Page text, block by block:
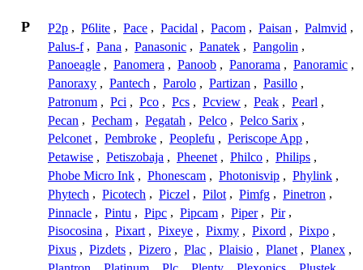
P P2p , P6lite , Pace , Pacidal , Pacom , Paisan , Palmvid ,
Palus-f , Pana , Panasonic , Panatek , Pangolin ,
Panoeagle , Panomera , Panoob , Panorama , Panoramic ,
Panoraxy , Pantech , Parolo , Partizan , Pasillo ,
Patronum , Pci , Pco , Pcs , Pcview , Peak , Pearl ,
Pecan , Pecham , Pegatah , Pelco , Pelco Sarix ,
Pelconet , Pembroke , Peoplefu , Periscope App ,
Petawise , Petiszobaja , Pheenet , Philco , Philips ,
Phobe Micro Ink , Phonescam , Photonisvip , Phylink ,
Phytech , Picotech , Piczel , Pilot , Pimfg , Pinetron ,
Pinnacle , Pintu , Pipc , Pipcam , Piper , Pir ,
Pisocosina , Pixart , Pixeye , Pixmy , Pixord , Pixpo ,
Pixus , Pizdets , Pizero , Plac , Plaisio , Planet , Planex ,